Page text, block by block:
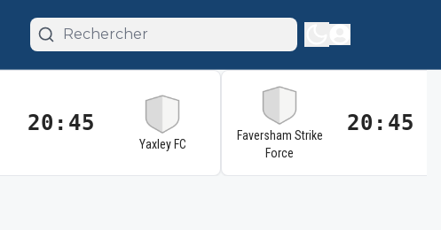
20:45
Yaxley FC
Faversham Strike
Force
20:45